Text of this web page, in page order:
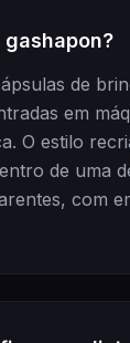
de
em
O estilo
de uma
com